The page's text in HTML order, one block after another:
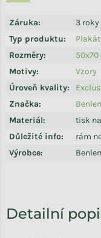
Záruka:
3 roky
Typ produktu:
Rozměry: 50x70
Motivy:
Vzory
Úroveň kvality:
Značka:
Materiál:
tisk
Důležité info:
rám
Výrobce:
Detailní